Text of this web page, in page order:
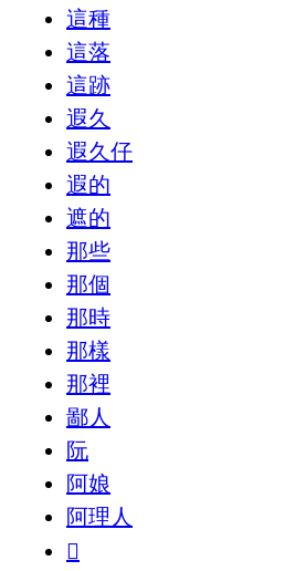
這種
這落
這跡
遐久
遐久仔
遐的
遮的
那些
那個
那時
那樣
那裡
鄙人
阮
阿娘
阿理人
𠁈